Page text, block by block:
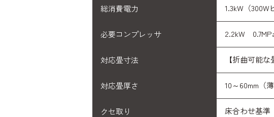
総消費電力 1.3kW（300W
必要コンプレッサ 2.2kW
対応畳寸法 【折曲可能
対応畳厚さ 10～60mm（
クセ取り 床合わせ基準